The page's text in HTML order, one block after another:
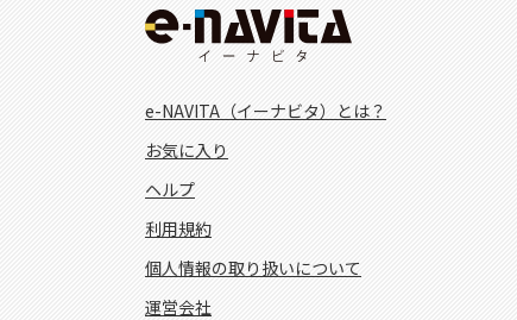
e-NAVITA（イーナビタ）とは？
お気に入り
ヘルプ
利用規約
個人情報の取り扱いについて
運営会社